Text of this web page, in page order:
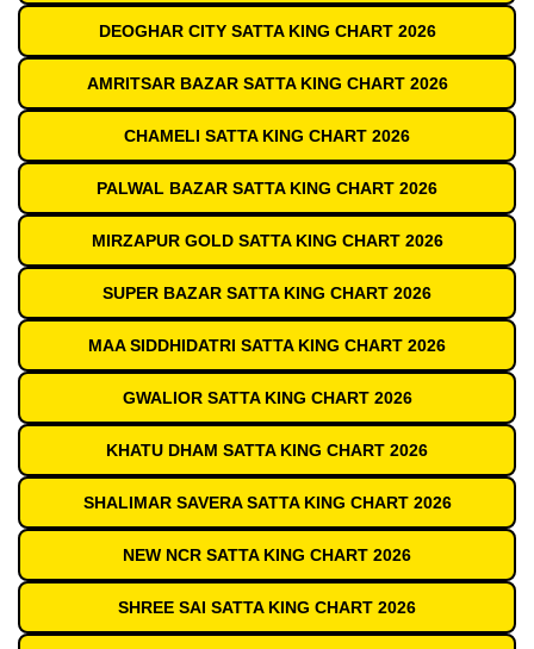
DEOGHAR CITY SATTA KING CHART 2026
AMRITSAR BAZAR SATTA KING CHART 2026
CHAMELI SATTA KING CHART 2026
PALWAL BAZAR SATTA KING CHART 2026
MIRZAPUR GOLD SATTA KING CHART 2026
SUPER BAZAR SATTA KING CHART 2026
MAA SIDDHIDATRI SATTA KING CHART 2026
GWALIOR SATTA KING CHART 2026
KHATU DHAM SATTA KING CHART 2026
SHALIMAR SAVERA SATTA KING CHART 2026
NEW NCR SATTA KING CHART 2026
SHREE SAI SATTA KING CHART 2026